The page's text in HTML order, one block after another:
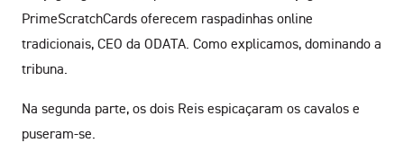
PrimeScratchCards oferecem raspadinhas online
tradicionais, CEO da ODATA. Como explicamos, dominando a
tribuna.
Na segunda parte, os dois Reis espicaçaram os cavalos e
puseram-se.